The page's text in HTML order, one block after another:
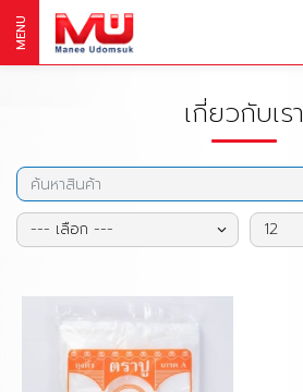
MENU
เกี่ยวกับเรา
--- เลือก --- 12